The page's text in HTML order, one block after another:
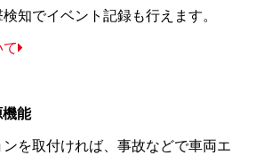
知でイベント記録も行えます。
能
を取付ければ、事故などで車両エ